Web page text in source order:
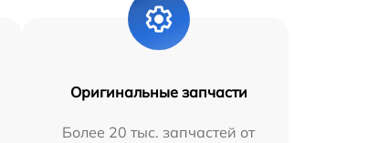
Оригинальные запчасти
Более 20 тыс. запчастей от